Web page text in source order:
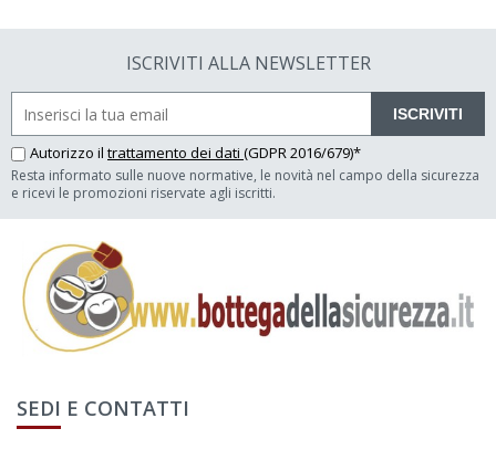
ISCRIVITI ALLA NEWSLETTER
ISCRIVITI
Autorizzo il trattamento dei dati (GDPR 2016/679)*
Resta informato sulle nuove normative, le novità nel campo della sicurezza
e ricevi le promozioni riservate agli iscritti.
SEDI E CONTATTI